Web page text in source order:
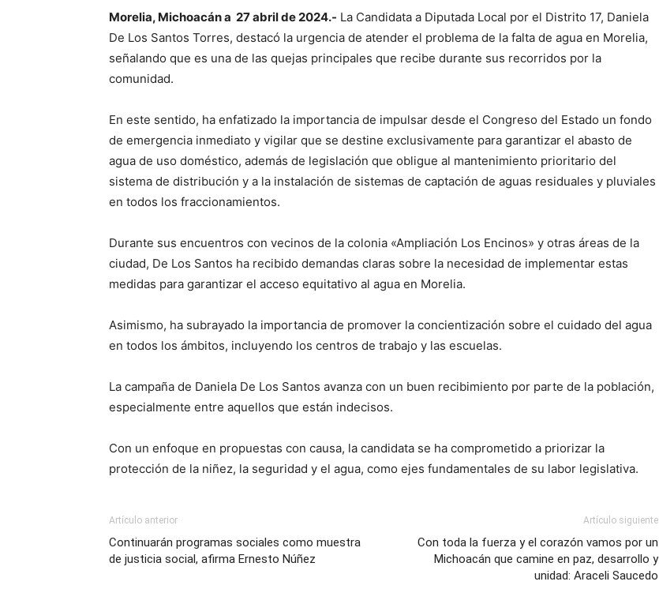
Morelia, Michoacán a 27 abril de 2024.- La Candidata a Diputada Local por el Distrito 17, Daniela
De Los Santos Torres, destacó la urgencia de atender el problema de la falta de agua en Morelia,
señalando que es una de las quejas principales que recibe durante sus recorridos por la
comunidad.
En este sentido, ha enfatizado la importancia de impulsar desde el Congreso del Estado un fondo
de emergencia inmediato y vigilar que se destine exclusivamente para garantizar el abasto de
agua de uso doméstico, además de legislación que obligue al mantenimiento prioritario del
sistema de distribución y a la instalación de sistemas de captación de aguas residuales y pluviales
en todos los fraccionamientos.
Durante sus encuentros con vecinos de la colonia «Ampliación Los Encinos» y otras áreas de la
ciudad, De Los Santos ha recibido demandas claras sobre la necesidad de implementar estas
medidas para garantizar el acceso equitativo al agua en Morelia.
Asimismo, ha subrayado la importancia de promover la concientización sobre el cuidado del agua
en todos los ámbitos, incluyendo los centros de trabajo y las escuelas.
La campaña de Daniela De Los Santos avanza con un buen recibimiento por parte de la población,
especialmente entre aquellos que están indecisos.
Con un enfoque en propuestas con causa, la candidata se ha comprometido a priorizar la
protección de la niñez, la seguridad y el agua, como ejes fundamentales de su labor legislativa.
Artículo anterior
Continuarán programas sociales como muestra
de justicia social, afirma Ernesto Núñez
Artículo siguiente
Con toda la fuerza y el corazón vamos por un
Michoacán que camine en paz, desarrollo y
unidad: Araceli Saucedo